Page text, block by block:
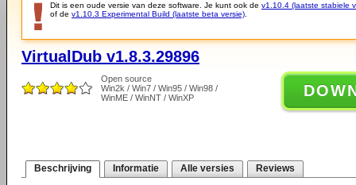
Dit is een oude versie van deze software. Je kunt ook de v1.10.4 (laatste stabiele
of de v1.10.3 Experimental Build (laatste beta versie)
VirtualDub v1.8.3.29896
Open source
Win2k / Win7 / Win95 / Win98 /
WinME / WinNT / WinXP
Beschrijving Informatie Alle versies Reviews